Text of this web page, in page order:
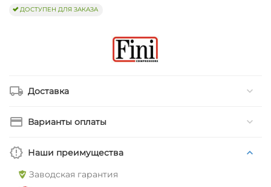
ДОСТУПЕН ДЛЯ ЗАКАЗА
Доставка
Варианты оплаты
Наши преимущества
Заводская гарантия